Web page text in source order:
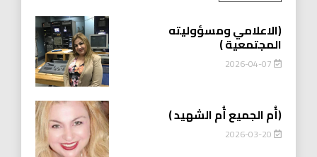
(الاعلامي ومسؤوليته
المجتمعية )
2026-04-07
(أُم الجميع أُم الشهيد )
2026-03-20